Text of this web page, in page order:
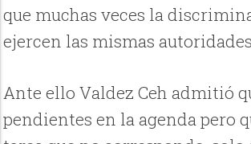
que muchas veces la
ejercen las mismas
Ante ello Valdez Ceh admitió
pendientes en la agenda pero